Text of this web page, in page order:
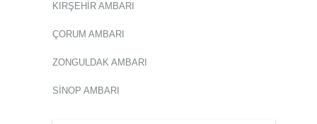
KIRŞEHİR AMBARI
ÇORUM AMBARI
ZONGULDAK AMBARI
SİNOP AMBARI